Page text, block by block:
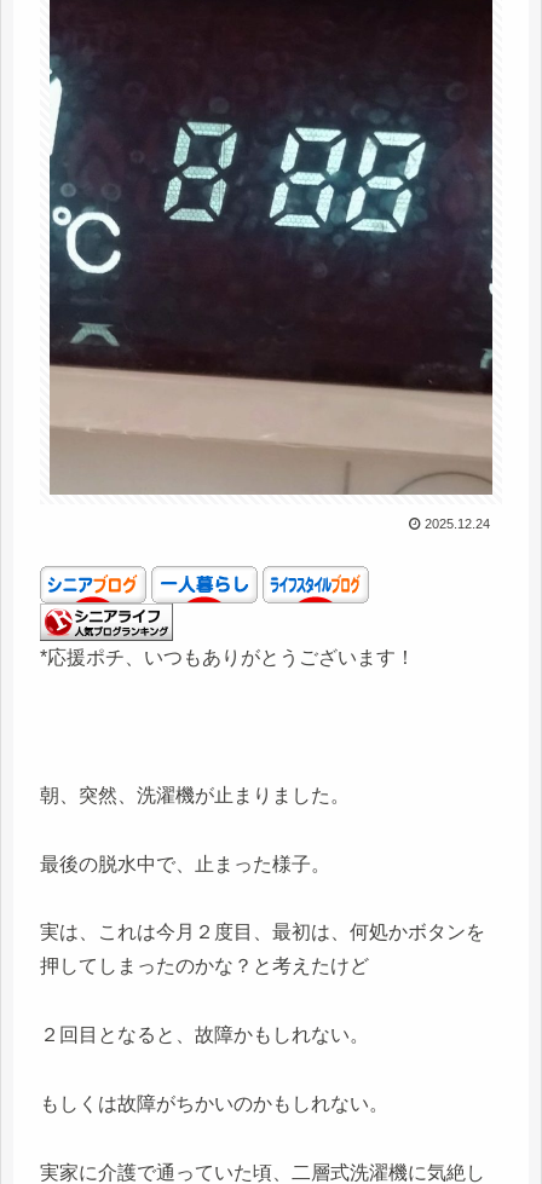
2025.12.24
*応援ポチ、いつもありがとうございます！
朝、突然、洗濯機が止まりました。
最後の脱水中で、止まった様子。
実は、これは今月２度目、最初は、何処かボタンを
押してしまったのかな？と考えたけど
２回目となると、故障かもしれない。
もしくは故障がちかいのかもしれない。
実家に介護で通っていた頃、二層式洗濯機に気絶し